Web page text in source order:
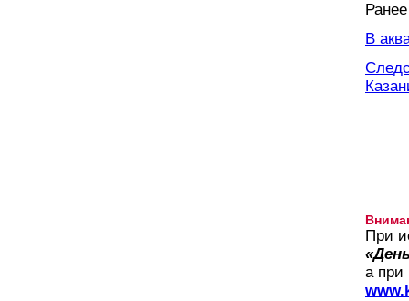
В
При
а при